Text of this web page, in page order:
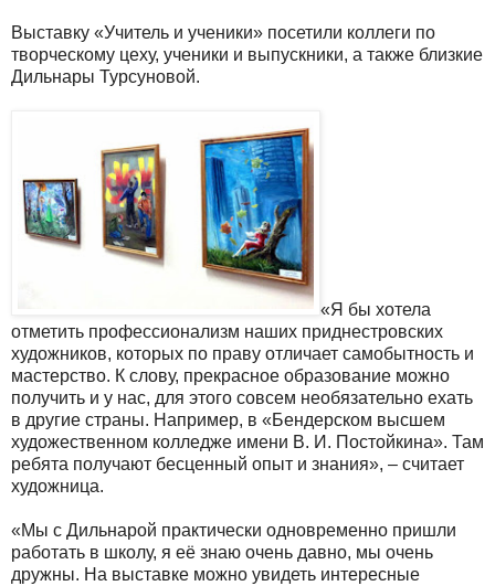
Выставку «Учитель и ученики» посетили коллеги по
творческому цеху, ученики и выпускники, а также близкие
Дильнары Турсуновой.
«Я бы хотела
отметить профессионализм наших приднестровских
художников, которых по праву отличает самобытность и
мастерство. К слову, прекрасное образование можно
получить и у нас, для этого совсем необязательно ехать
в другие страны. Например, в «Бендерском высшем
художественном колледже имени В. И. Постойкина». Там
ребята получают бесценный опыт и знания», – считает
художница.
«Мы с Дильнарой практически одновременно пришли
работать в школу, я её знаю очень давно, мы очень
дружны. На выставке можно увидеть интересные